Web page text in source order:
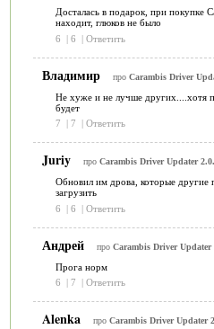
Досталась в подарок, при покупке
находит, глюков не было
6
| 6 | Ответить
Владимир про Carambis Driver
Не хуже и не лучше других....хотя
будет
7
| 7 | Ответить
Juriy про Carambis Driver Updater
Обновил им дрова, которые другие
загрузить
6
| 6 | Ответить
Андрей про Carambis Driver Updater
Прога норм
6
| 7 | Ответить
Alenka про Carambis Driver Updater